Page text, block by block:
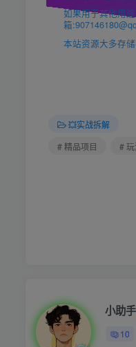
如果用于其他用
箱
本站资源大多存
💥实战拆解
# 精品项目
#
小助手
10